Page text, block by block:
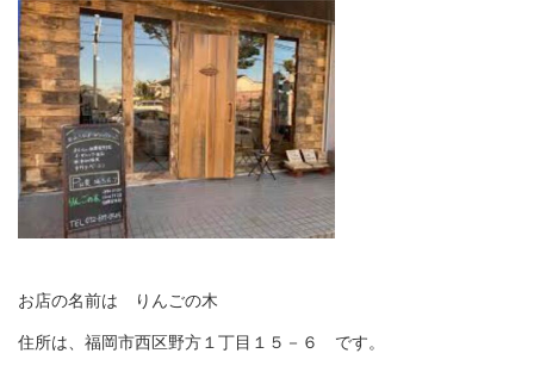
お店の名前は りんごの木
住所は、福岡市西区野方１丁目１５－６ です。